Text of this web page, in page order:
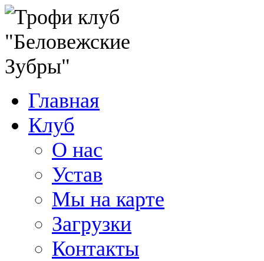
Главная
Клуб
О нас
Устав
Мы на карте
Загрузки
Контакты